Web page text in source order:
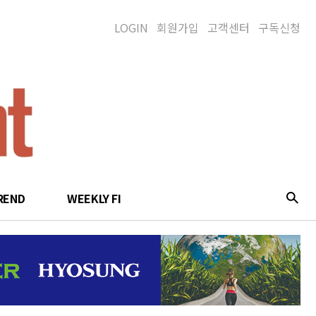
WEEKLY FI
LOGIN 회원가입 고객센터 구독신청